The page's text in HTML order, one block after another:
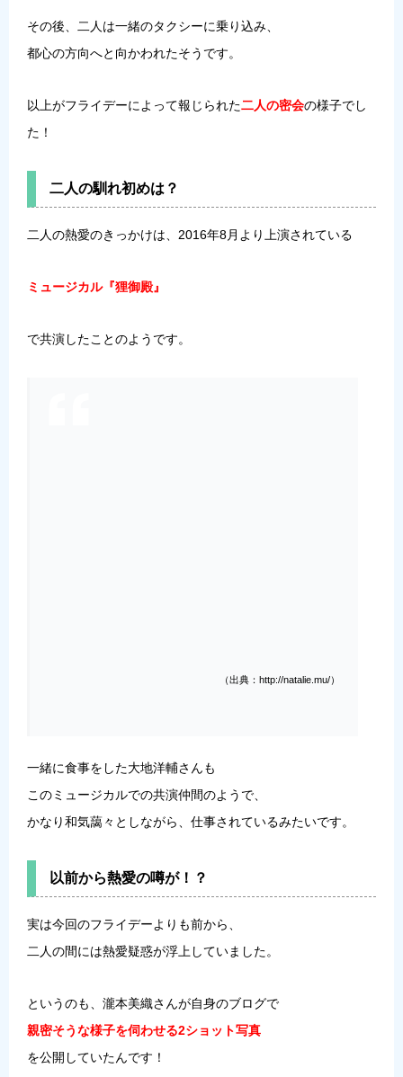
その後、二人は一緒のタクシーに乗り込み、
都心の方向へと向かわれたそうです。
以上がフライデーによって報じられた二人の密会の様子でし
た！
二人の馴れ初めは？
二人の熱愛のきっかけは、2016年8月より上演されている
ミュージカル『狸御殿』
で共演したことのようです。
（出典：http://natalie.mu/）
一緒に食事をした大地洋輔さんも
このミュージカルでの共演仲間のようで、
かなり和気藹々としながら、仕事されているみたいです。
以前から熱愛の噂が！？
実は今回のフライデーよりも前から、
二人の間には熱愛疑惑が浮上していました。
というのも、瀧本美織さんが自身のブログで
親密そうな様子を伺わせる2ショット写真
を公開していたんです！